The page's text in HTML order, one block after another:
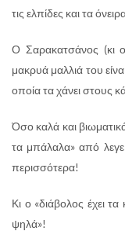
τις ελπίδες και τα
Ο Σαρακατσάνος (κι
μακρυά μαλλιά του
οποία τα χάνει στους
Όσο καλά και
τα μπάλαλα» από
περισσότερα!
Κι ο «διάβολος έχει τα
ψηλά»!